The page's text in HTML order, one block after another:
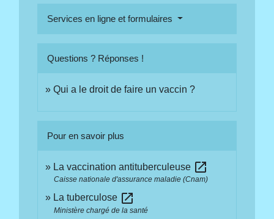
Services en ligne et formulaires
Questions ? Réponses !
Qui a le droit de faire un vaccin ?
Pour en savoir plus
La vaccination antituberculeuse open_in_new
Caisse nationale d'assurance maladie (Cnam)
La tuberculose open_in_new
Ministère chargé de la santé